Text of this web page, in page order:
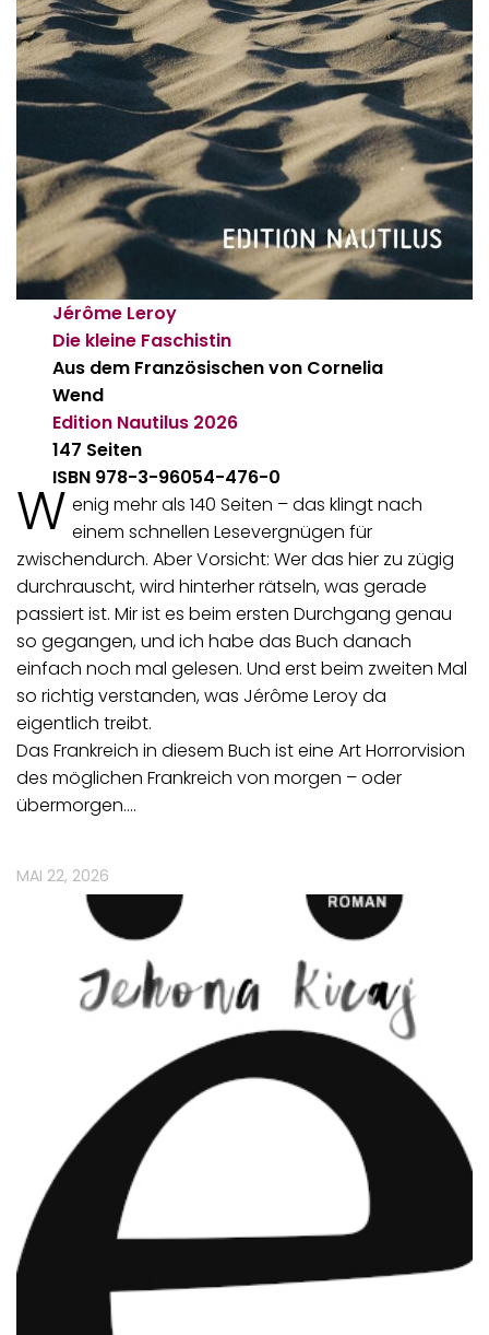
Jérôme Leroy
Die kleine Faschistin
Aus dem Französischen von Cornelia
Wend
Edition Nautilus 2026
147 Seiten
ISBN 978-3-96054-476-0
W enig mehr als 140 Seiten – das klingt nach
einem schnellen Lesevergnügen für
zwischendurch. Aber Vorsicht: Wer das hier zu zügig
durchrauscht, wird hinterher rätseln, was gerade
passiert ist. Mir ist es beim ersten Durchgang genau
so gegangen, und ich habe das Buch danach
einfach noch mal gelesen. Und erst beim zweiten Mal
so richtig verstanden, was Jérôme Leroy da
eigentlich treibt.
Das Frankreich in diesem Buch ist eine Art Horrorvision
des möglichen Frankreich von morgen – oder
übermorgen.…
MAI 22, 2026